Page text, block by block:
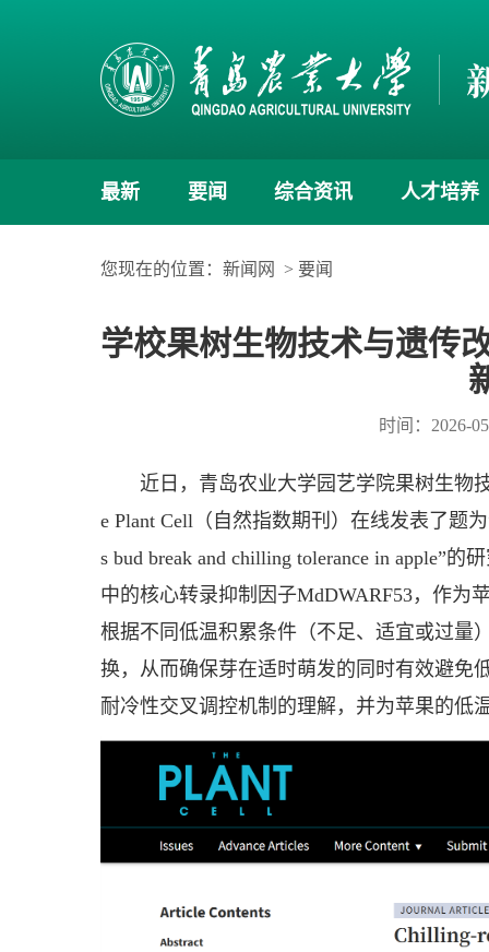
最新 要闻 综合资讯 人才培养
您现在的位置： 新闻网 > 要闻
学校果树生物技术与遗传
时间：2026-
近日，青岛农业大学园艺学院果树生物
e Plant Cell（自然指数期刊）在线发表了题为
s bud break and chilling tolerance in apple”
中的核心转录抑制因子MdDWARF53，作为
根据不同低温积累条件（不足、适宜或过量
换，从而确保芽在适时萌发的同时有效避免
耐冷性交叉调控机制的理解，并为苹果的低